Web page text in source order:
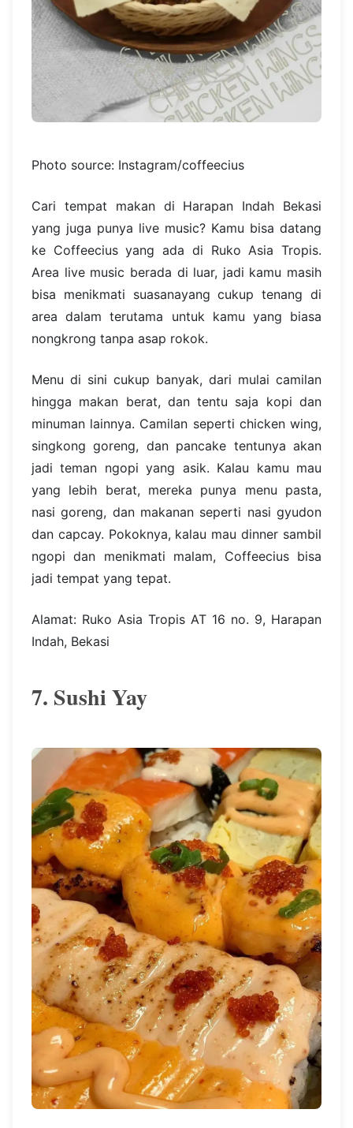
Photo source: Instagram/coffeecius
Cari tempat makan di Harapan Indah Bekasi
yang juga punya live music? Kamu bisa datang
ke Coffeecius yang ada di Ruko Asia Tropis.
Area live music berada di luar, jadi kamu masih
bisa menikmati suasanayang cukup tenang di
area dalam terutama untuk kamu yang biasa
nongkrong tanpa asap rokok.
Menu di sini cukup banyak, dari mulai camilan
hingga makan berat, dan tentu saja kopi dan
minuman lainnya. Camilan seperti chicken wing,
singkong goreng, dan pancake tentunya akan
jadi teman ngopi yang asik. Kalau kamu mau
yang lebih berat, mereka punya menu pasta,
nasi goreng, dan makanan seperti nasi gyudon
dan capcay. Pokoknya, kalau mau dinner sambil
ngopi dan menikmati malam, Coffeecius bisa
jadi tempat yang tepat.
Alamat: Ruko Asia Tropis AT 16 no. 9, Harapan
Indah, Bekasi
7. Sushi Yay